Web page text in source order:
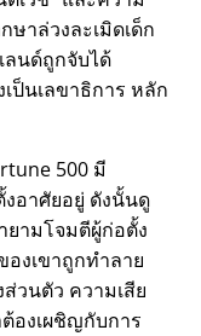
ษาล่วงละเมิดเด็ก
ลนด์ถูกจับได้
ป็นเลขาธิการ หลัก
500 มี
อาศัยอยู่ ดังนั้นดู
ยามโจมตีผู้ก่อตั้ง
งเขาถูกทำลาย
วนตัว ความเสีย
องเผชิญกับการ